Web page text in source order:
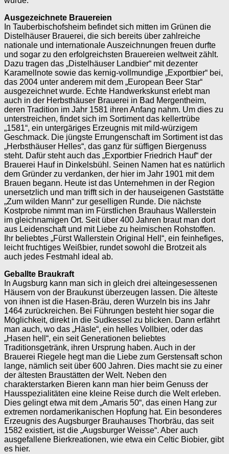
Ausgezeichnete Brauereien
In Tauberbischofsheim befindet sich mitten im Grünen die
Distelhäuser Brauerei, die sich bereits über zahlreiche
nationale und internationale Auszeichnungen freuen durfte
und sogar zu den erfolgreichsten Brauereien weltweit zählt.
Dazu tragen das „Distelhäuser Landbier“ mit dezenter
Karamellnote sowie das kernig-vollmundige „Exportbier“ bei,
das 2004 unter anderem mit dem „European Beer Star“
ausgezeichnet wurde. Echte Handwerkskunst erlebt man
auch in der Herbsthäuser Brauerei in Bad Mergentheim,
deren Tradition im Jahr 1581 ihren Anfang nahm. Um dies zu
unterstreichen, findet sich im Sortiment das kellertrübe
„1581“, ein untergäriges Erzeugnis mit mild-­würzigem
Geschmack. Die jüngste Errungenschaft im Sortiment ist das
„Herbsthäuser Helles“, das ganz für süffigen Biergenuss
steht. Dafür steht auch das „Exportbier Friedrich Hauf“ der
Brauerei Hauf in Dinkelsbühl. Seinen Namen hat es natürlich
dem Gründer zu verdanken, der hier im Jahr 1901 mit dem
Brauen begann. Heute ist das Unternehmen in der Region
unersetzlich und man trifft sich in der hauseigenen Gast­stätte
„Zum wilden Mann“ zur geselligen Runde. Die nächste
Kostprobe nimmt man im Fürstlichen Brauhaus Wallerstein
im gleichnamigen Ort. Seit über 400 Jahren braut man dort
aus Leidenschaft und mit Liebe zu heimischen Rohstoffen.
Ihr beliebtes „Fürst Wallerstein Original Hell“, ein feinhefiges,
leicht fruchtiges Weißbier, rundet sowohl die Brotzeit als
auch jedes Festmahl ideal ab.
Geballte Braukraft
In Augsburg kann man sich in gleich drei alteingesessenen
Häusern von der Braukunst überzeugen lassen. Die älteste
von ihnen ist die Hasen-Bräu, deren Wurzeln bis ins Jahr
1464 zurückreichen. Bei Führungen besteht hier sogar die
Möglichkeit, direkt in die Sudkessel zu blicken. Dann erfährt
man auch, wo das „Häsle“, ein helles Vollbier, oder das
„Hasen hell“, ein seit Generationen beliebtes
Traditionsgetränk, ihren Ursprung haben. Auch in der
Brauerei Riegele hegt man die Liebe zum Gerstensaft schon
lange, nämlich seit über 600 Jahren. Dies macht sie zu einer
der ältesten Braustätten der Welt. Neben den
charakterstarken Bieren kann man hier beim Genuss der
Hausspezialitäten eine kleine Reise durch die Welt erleben.
Dies gelingt etwa mit dem „Amaris 50“, das einen Hang zur
extremen nordamerikanischen Hopfung hat. Ein besonderes
Erzeugnis des Augsburger Brauhauses Thorbräu, das seit
1582 existiert, ist die „Augsburger Weisse“. Aber auch
ausgefallene Bierkreationen, wie etwa ein Celtic Biobier, gibt
es hier.